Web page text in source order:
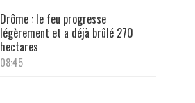
Drôme : le feu progresse
légèrement et a déjà brûlé 270
hectares
08:45